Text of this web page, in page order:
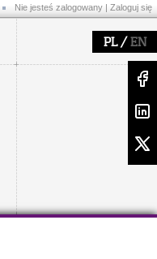
Nie jesteś zalogowany | Zaloguj się
PL/ EN